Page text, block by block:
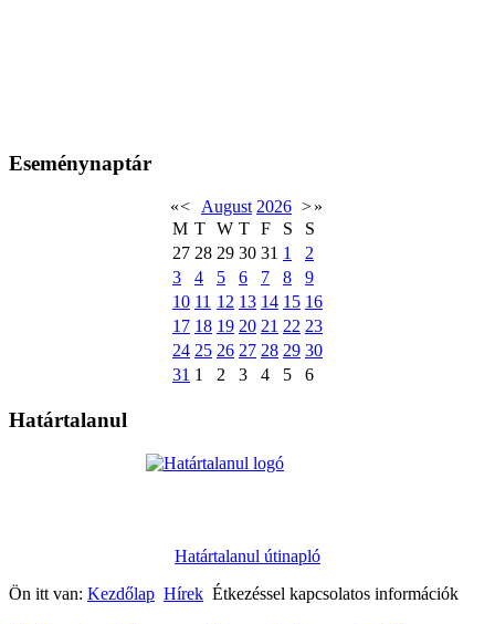
Eseménynaptár
«< August 2026 >»
M T W T F S
S
27 28 29 30 31 1
2
3
4 5 6 7 8
9
10 11 12 13 14 15 16
17 18 19 20 21 22 23
24 25 26 27 28 29 30
31 1 2 3 4 5 6
Határtalanul
Határtalanul útinapló
Ön itt van: Kezdőlap Hírek Étkezéssel kapcsolatos információk